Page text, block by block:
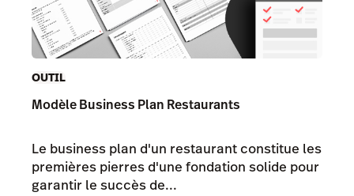
OUTIL
Modèle Business Plan Restaurants
Le business plan d'un restaurant constitue les
premières pierres d'une fondation solide pour
garantir le succès de...